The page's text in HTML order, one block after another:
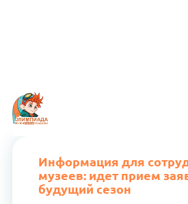
Информация для
музеев: идет прием
будущий сезон